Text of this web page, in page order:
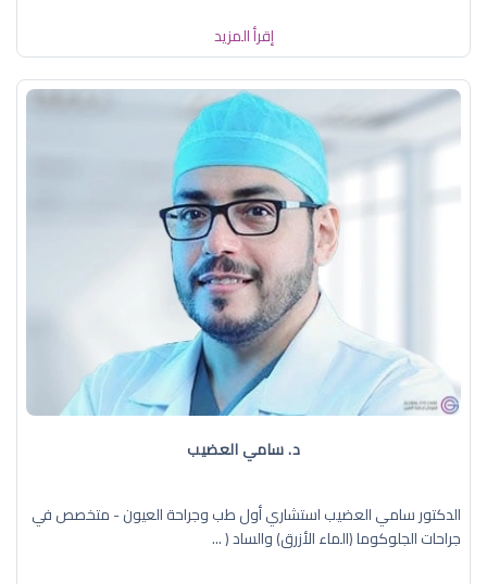
إقرأ المزيد
د. سامي العضيب
الدكتور سامي العضيب استشاري أول طب وجراحة العيون - متخصص في
جراحات الجلوكوما (الماء الأزرق) والساد ( ...